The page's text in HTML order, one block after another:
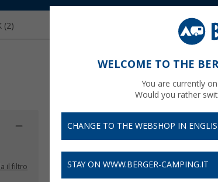
(2)
il filtro
WELCOME TO THE
You are currently
Would you rather
CHANGE TO THE WEBSHOP IN
STAY ON WWW.BERGER-CAMPING.IT